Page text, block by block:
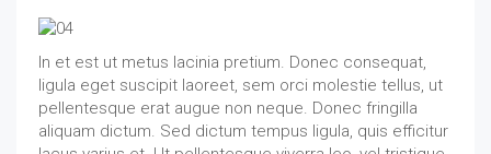
In et est ut metus lacinia pretium. Donec consequat,
ligula eget suscipit laoreet, sem orci molestie tellus, ut
pellentesque erat augue non neque. Donec fringilla
aliquam dictum. Sed dictum tempus ligula, quis efficitur